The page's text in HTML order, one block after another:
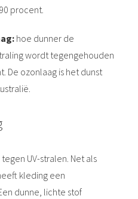
procent.
hoe dunner de
wordt tegengehouden
De ozonlaag is het dunst
UV-stralen. Net als
kleding een
dunne, lichte stof